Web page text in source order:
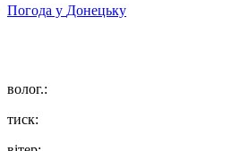
Погода у Донецьку
волог.:
тиск: